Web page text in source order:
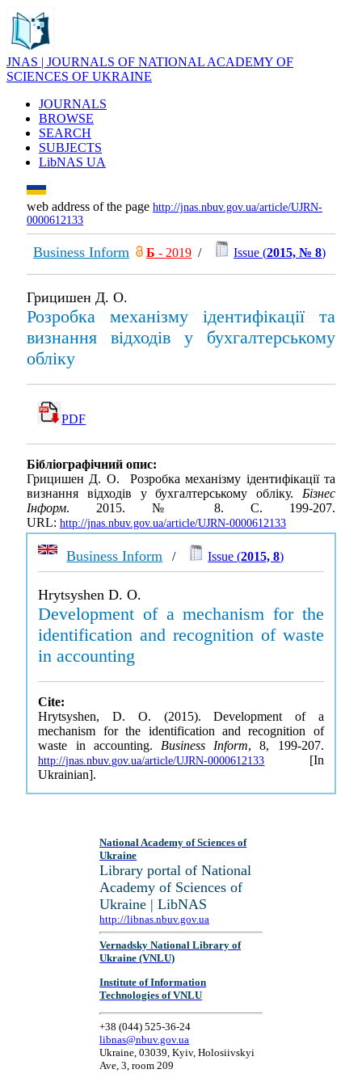
JNAS | JOURNALS OF NATIONAL ACADEMY OF
SCIENCES OF UKRAINE
JOURNALS
BROWSE
SEARCH
SUBJECTS
LibNAS UA
web address of the page http://jnas.nbuv.gov.ua/article/UJRN-
0000612133
Business Inform Б - 2019 / Issue (2015, № 8)
Грицишен Д. О.
Розробка механізму ідентифікації та
визнання відходів у бухгалтерському
обліку
PDF
Бібліографічний опис:
Грицишен Д. О. Розробка механізму ідентифікації та
визнання відходів у бухгалтерському обліку. Бізнес
Інформ. 2015. № 8. С. 199-207.
URL: http://jnas.nbuv.gov.ua/article/UJRN-0000612133
Business Inform / Issue (2015, 8)
Hrytsyshen D. O.
Development of a mechanism for the
identification and recognition of waste
in accounting
Cite:
Hrytsyshen, D. O. (2015). Development of a
mechanism for the identification and recognition of
waste in accounting. Business Inform, 8, 199-207.
http://jnas.nbuv.gov.ua/article/UJRN-0000612133 [In
Ukrainian].
National Academy of Sciences of
Ukraine
Library portal of National
Academy of Sciences of
Ukraine | LibNAS
http://libnas.nbuv.gov.ua
Vernadsky National Library of
Ukraine (VNLU)
Institute of Information
Technologies of VNLU
+38 (044) 525-36-24
libnas@nbuv.gov.ua
Ukraine, 03039, Kyiv, Holosiivskyi
Ave, 3, room 209